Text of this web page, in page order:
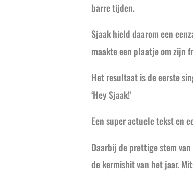
barre tijden.
Sjaak hield daarom een
maakte een plaatje om zijn
Het resultaat is de eerste
‘Hey Sjaak!’
Een super actuele tekst en
Daarbij de prettige stem van
de kermishit van het jaar.